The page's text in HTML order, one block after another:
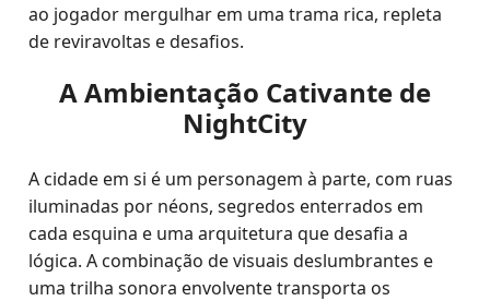
ao jogador mergulhar em uma trama rica, repleta
de reviravoltas e desafios.
A Ambientação Cativante de
NightCity
A cidade em si é um personagem à parte, com ruas
iluminadas por néons, segredos enterrados em
cada esquina e uma arquitetura que desafia a
lógica. A combinação de visuais deslumbrantes e
uma trilha sonora envolvente transporta os